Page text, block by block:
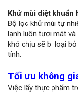
Khử mùi diệt khuẩn
Bộ lọc khử mùi tự
lạnh luôn tươi mát
khó chịu sẽ bị loại
tính.
Tối ưu không
Việc lấy thực phẩm